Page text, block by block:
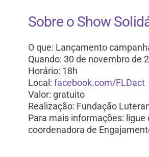
Sobre o Show
O que: Lançamento
Quando: 30 de novembro de
Horário: 18h
Local:facebook.com/FLDact
Valor: gratuito
Realização: Fundação
Para mais informações:
coordenadora de